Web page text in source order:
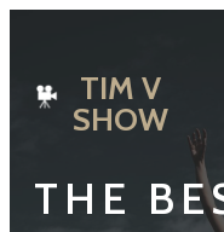
TIM V
SHOW
THE